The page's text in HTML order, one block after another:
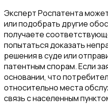
Эксперт Роспатента
или подобрать другие
получаете
попытаться доказать
решения в суде или
патентным спорам. Если
основании, что
относительно места
связь с населенным